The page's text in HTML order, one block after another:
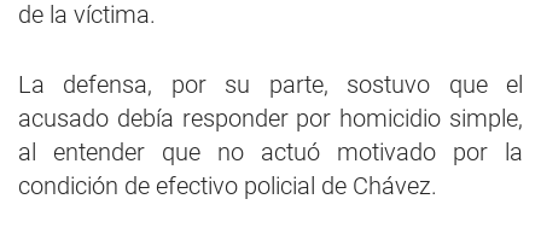
de la víctima.
La defensa, por su parte, sostuvo que el
acusado debía responder por homicidio simple,
al entender que no actuó motivado por la
condición de efectivo policial de Chávez.